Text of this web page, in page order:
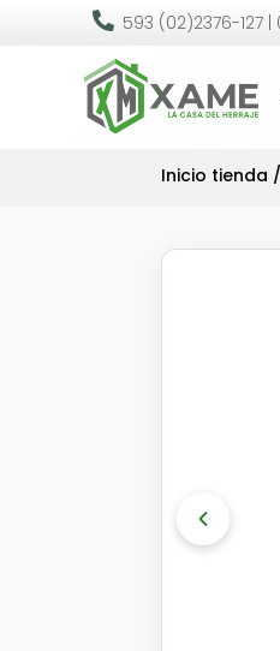
 593 (02)2376-127
Inicio tienda /